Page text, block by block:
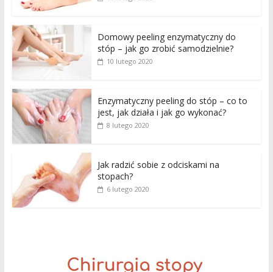
Domowy peeling enzymatyczny do
stóp – jak go zrobić samodzielnie?
10 lutego 2020
Enzymatyczny peeling do stóp – co to
jest, jak działa i jak go wykonać?
8 lutego 2020
Jak radzić sobie z odciskami na
stopach?
6 lutego 2020